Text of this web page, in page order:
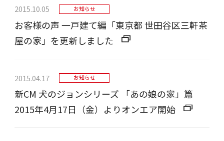
2015.10.05 お知らせ
お客様の声 一戸建て編「東京都 世田谷区三軒茶
屋の家」を更新しました
2015.04.17 お知らせ
新CM 犬のジョンシリーズ 「あの娘の家」篇
2015年4月17日（金）よりオンエア開始